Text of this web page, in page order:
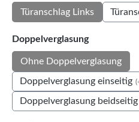
Türanschlag Links
Doppelverglasungauswählen
Ohne Doppelverglasung
Doppelverglasung einseitig
Doppelverglasung beidseitig